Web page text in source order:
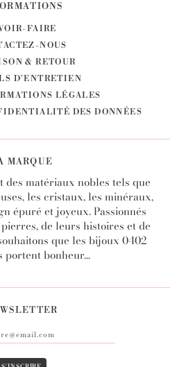
FAIRE
NOUS
& RETOUR
D'ENTRETIEN
LÉGALES
DES DONNÉES
MARQUE
des matériaux nobles tels que
les cristaux, les minéraux,
épuré et joyeux. Passionnés
de leurs histoires et de
que les bijoux 0402
portent bonheur...